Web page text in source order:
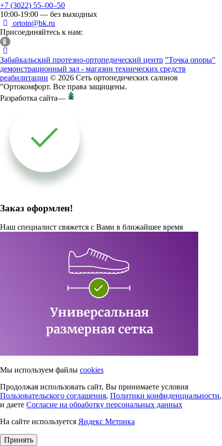
+7 (3022) 55‒00‒50
10:00-19:00 — без выходных
ortoin@bk.ru
Присоединяйтесь к нам:
Забайкальский протезно-ортопедический центр "Точка опоры"
демонстрационный зал - магазин технических средств
реабилитации © 2026 Сеть ортопедических салонов
"Ортокомфорт. Все права защищены.
Разработка сайта—
Заказ оформлен!
Наш специалист свяжется с Вами в ближайшее время
Мы используем файлы cookies
Продолжая использовать сайт, Вы принимаете условия
Пользовательского соглашения, Политики конфиденциальности,
и даете Согласие на обработку персональных данных
На сайте используется Яндекс Метрика
Принять